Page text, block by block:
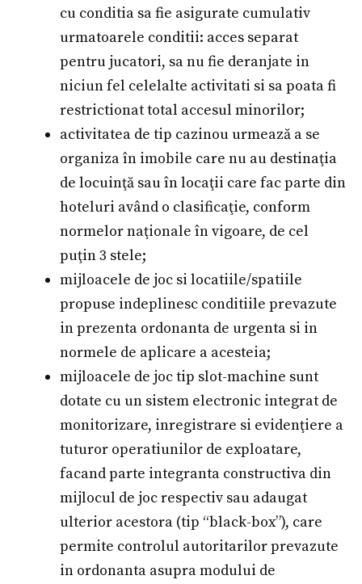
cu conditia sa fie asigurate cumulativ
urmatoarele conditii: acces separat
pentru jucatori, sa nu fie deranjate in
niciun fel celelalte activitati si sa poata fi
restrictionat total accesul minorilor;
activitatea de tip cazinou urmează a se
organiza în imobile care nu au destinaţia
de locuinţă sau în locaţii care fac parte din
hoteluri având o clasificaţie, conform
normelor naţionale în vigoare, de cel
puţin 3 stele;
mijloacele de joc si locatiile/spatiile
propuse indeplinesc conditiile prevazute
in prezenta ordonanta de urgenta si in
normele de aplicare a acesteia;
mijloacele de joc tip slot-machine sunt
dotate cu un sistem electronic integrat de
monitorizare, inregistrare si evidenţiere a
tuturor operatiunilor de exploatare,
facand parte integranta constructiva din
mijlocul de joc respectiv sau adaugat
ulterior acestora (tip “black-box”), care
permite controlul autoritarilor prevazute
in ordonanta asupra modului de